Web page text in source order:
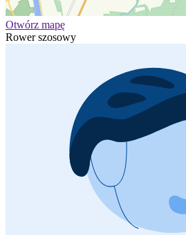
Otwórz mapę
Rower szosowy